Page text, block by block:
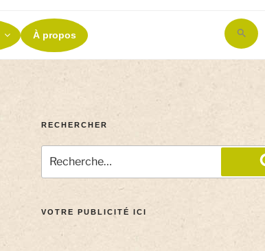
À propos
RECHERCHER
VOTRE PUBLICITÉ ICI